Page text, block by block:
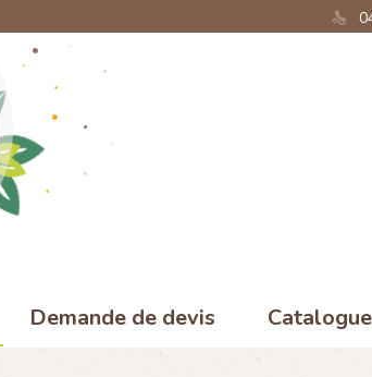
Demande de devis